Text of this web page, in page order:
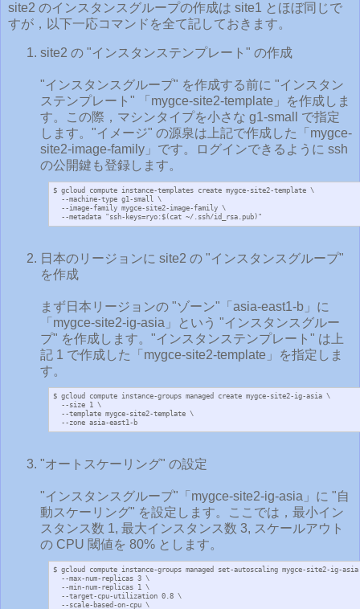
site2 のインスタンスグループの作成は site1 とほぼ同じで
すが，以下一応コマンドを全て記しておきます。
site2 の "インスタンステンプレート" の作成
"インスタンスグループ" を作成する前に "インスタン
ステンプレート" 「mygce-site2-template」を作成しま
す。この際，マシンタイプを小さな g1-small で指定
します。"イメージ" の源泉は上記で作成した「mygce-
site2-image-family」です。ログインできるように ssh
の公開鍵も登録します。
$ gcloud compute instance-templates create mygce-site2-template \
  --metadata "ssh-keys=ryo:$(cat ~/.ssh/id_rsa.pub)"
日本のリージョンに site2 の "インスタンスグループ"
を作成
まず日本リージョンの "ゾーン"「asia-east1-b」に
「mygce-site2-ig-asia」という "インスタンスグルー
プ" を作成します。"インスタンステンプレート" は上
記 1 で作成した「mygce-site2-template」を指定しま
す。
$ gcloud compute instance-groups managed create mygce-site2-ig-asia \
  --zone asia-east1-b
"オートスケーリング" の設定
"インスタンスグループ"「mygce-site2-ig-asia」に "自
動スケーリング" を設定します。ここでは，最小イン
スタンス数 1, 最大インスタンス数 3, スケールアウト
の CPU 閾値を 80% とします。
$ gcloud compute instance-groups managed set-autoscaling mygce-site2-ig-